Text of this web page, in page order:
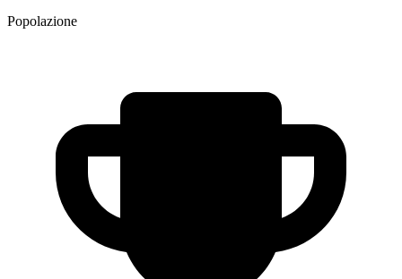
Popolazione